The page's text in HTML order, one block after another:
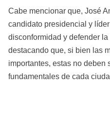
Cabe mencionar que, José
candidato presidencial y
disconformidad y defender
destacando que, si bien las
importantes, estas no deben
fundamentales de cada